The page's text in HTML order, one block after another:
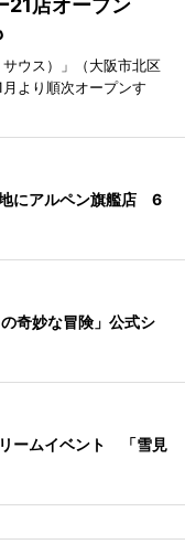
ウス）」（大阪市北区
より順次オープンす
にアルペン旗艦店 6
奇妙な冒険」公式シ
ームイベント 「雪見